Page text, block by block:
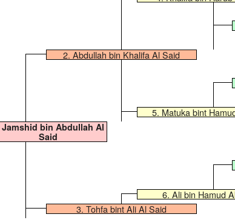
2. Abdullah bin Khalifa Al Said
5. Matuka bint
Jamshid bin Abdullah Al
Said
6. Ali bin Hamud
3. Tohfa bint Ali Al Said